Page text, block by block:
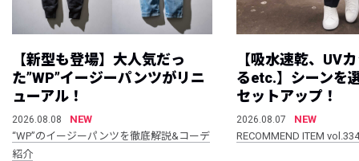
【新型も登場】大人気だっ
た”WP”イージーパンツがリニ
ューアル！
2026.08.08
NEW
“WP”のイージーパンツを徹底解説&コーデ
紹介
【吸水速乾、UV
るetc.】シーンを
セットアップ！
2026.08.07
NEW
RECOMMEND ITEM vol.334